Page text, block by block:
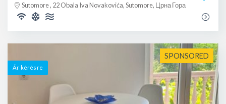
Sutomore , 22 Obala Iva Novakovića, Sutomore, Црна Гора
SPONSORED
Ár kérésre